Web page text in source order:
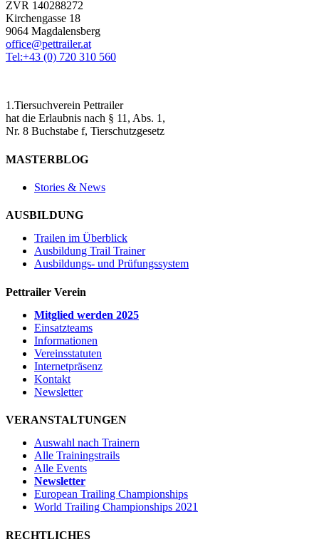
ZVR 140288272
Kirchengasse 18
9064 Magdalensberg
office@pettrailer.at
Tel:+43 (0) 720 310 560
1.Tiersuchverein Pettrailer
hat die Erlaubnis nach § 11, Abs. 1,
Nr. 8 Buchstabe f, Tierschutzgesetz
MASTERBLOG
Stories & News
AUSBILDUNG
Trailen im Überblick
Ausbildung Trail Trainer
Ausbildungs- und Prüfungssystem
Pettrailer Verein
Mitglied werden 2025
Einsatzteams
Informationen
Vereinsstatuten
Internetpräsenz
Kontakt
Newsletter
VERANSTALTUNGEN
Auswahl nach Trainern
Alle Trainingstrails
Alle Events
Newsletter
European Trailing Championships
World Trailing Championships 2021
RECHTLICHES